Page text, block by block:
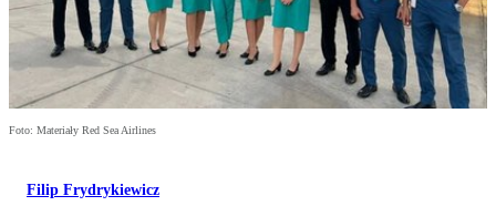
Foto: Materiały Red Sea Airlines
Filip Frydrykiewicz